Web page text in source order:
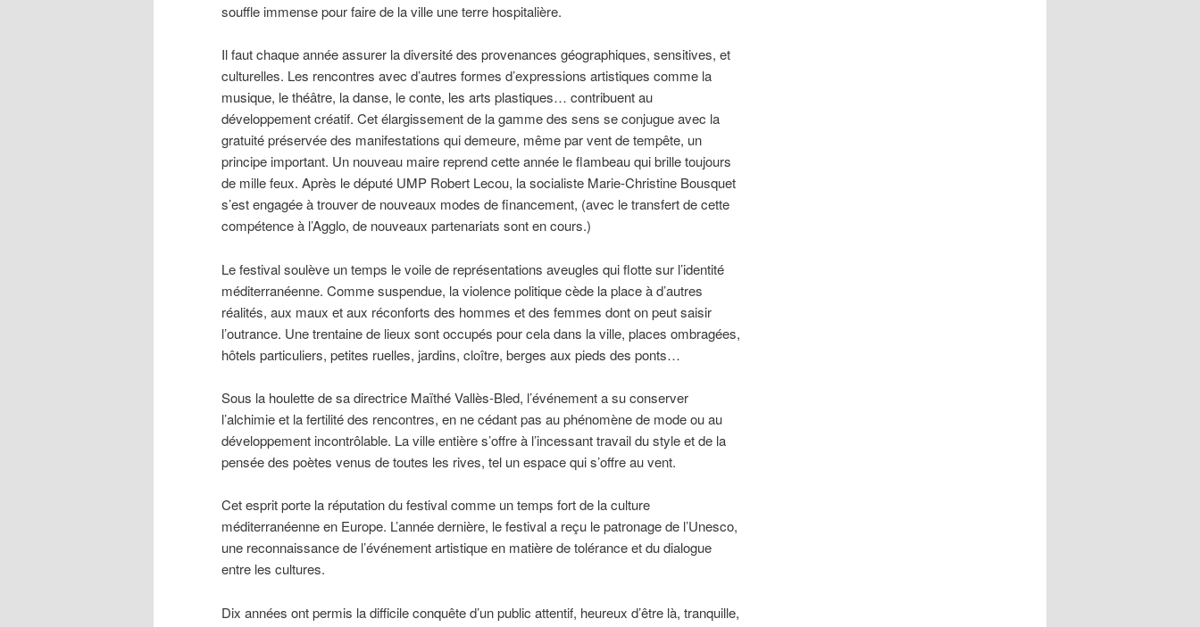
souffle immense pour faire de la ville une terre hospitalière.
Il faut chaque année assurer la diversité des provenances géographiques, sensitives, et
culturelles. Les rencontres avec d’autres formes d’expressions artistiques comme la
musique, le théâtre, la danse, le conte, les arts plastiques… contribuent au
développement créatif. Cet élargissement de la gamme des sens se conjugue avec la
gratuité préservée des manifestations qui demeure, même par vent de tempête, un
principe important. Un nouveau maire reprend cette année le flambeau qui brille toujours
de mille feux. Après le député UMP Robert Lecou, la socialiste Marie-Christine Bousquet
s’est engagée à trouver de nouveaux modes de financement, (avec le transfert de cette
compétence à l’Agglo, de nouveaux partenariats sont en cours.)
Le festival soulève un temps le voile de représentations aveugles qui flotte sur l’identité
méditerranéenne. Comme suspendue, la violence politique cède la place à d’autres
réalités, aux maux et aux réconforts des hommes et des femmes dont on peut saisir
l’outrance. Une trentaine de lieux sont occupés pour cela dans la ville, places ombragées,
hôtels particuliers, petites ruelles, jardins, cloître, berges aux pieds des ponts…
Sous la houlette de sa directrice Maïthé Vallès-Bled, l’événement a su conserver
l’alchimie et la fertilité des rencontres, en ne cédant pas au phénomène de mode ou au
développement incontrôlable. La ville entière s’offre à l’incessant travail du style et de la
pensée des poètes venus de toutes les rives, tel un espace qui s’offre au vent.
Cet esprit porte la réputation du festival comme un temps fort de la culture
méditerranéenne en Europe. L’année dernière, le festival a reçu le patronage de l’Unesco,
une reconnaissance de l’événement artistique en matière de tolérance et du dialogue
entre les cultures.
Dix années ont permis la difficile conquête d’un public attentif, heureux d’être là, tranquille,